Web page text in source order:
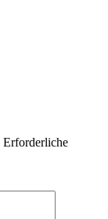
Erforderliche